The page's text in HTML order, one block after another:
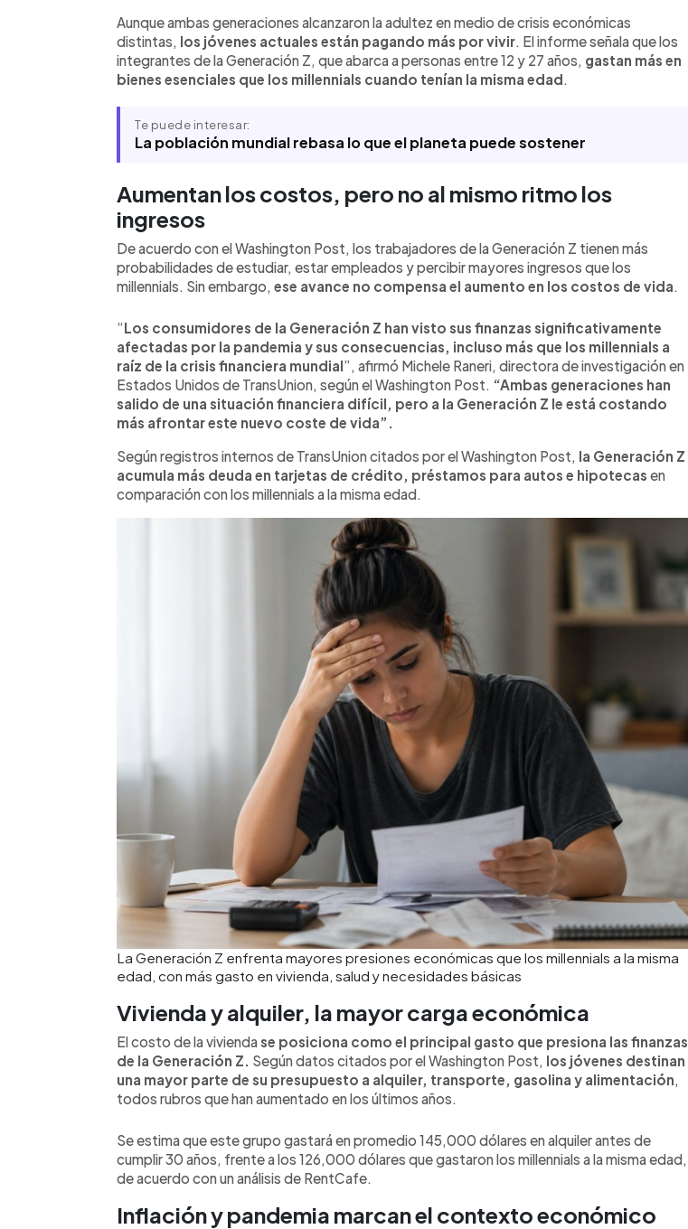
presenta mayores niveles de morosidad. El alto costo del alquiler y las
tasas de interés elevadas agravan el panorama. Además, jóvenes reportan
dificultades para pagar deudas y acceder a empleo estable, en un
contexto marcado por inflación y efectos económicos posteriores a la
Aunque ambas generaciones alcanzaron la adultez en medio de crisis económicas
distintas, los jóvenes actuales están pagando más por vivir. El informe señala que los
integrantes de la Generación Z, que abarca a personas entre 12 y 27 años, gastan más en
bienes esenciales que los millennials cuando tenían la misma edad.
Te puede interesar:
La población mundial rebasa lo que el planeta puede sostener
Aumentan los costos, pero no al mismo ritmo los
ingresos
De acuerdo con el Washington Post, los trabajadores de la Generación Z tienen más
probabilidades de estudiar, estar empleados y percibir mayores ingresos que los
millennials. Sin embargo, ese avance no compensa el aumento en los costos de vida.
“Los consumidores de la Generación Z han visto sus finanzas significativamente
afectadas por la pandemia y sus consecuencias, incluso más que los millennials a
raíz de la crisis financiera mundial”, afirmó Michele Raneri, directora de investigación en
Estados Unidos de TransUnion, según el Washington Post. “Ambas generaciones han
salido de una situación financiera difícil, pero a la Generación Z le está costando
más afrontar este nuevo coste de vida”.
Según registros internos de TransUnion citados por el Washington Post, la Generación Z
acumula más deuda en tarjetas de crédito, préstamos para autos e hipotecas en
comparación con los millennials a la misma edad.
La Generación Z enfrenta mayores presiones económicas que los millennials a la misma
edad, con más gasto en vivienda, salud y necesidades básicas
Vivienda y alquiler, la mayor carga económica
El costo de la viviendase posiciona como el principal gasto que presiona las finanzas
de la Generación Z. Según datos citados por el Washington Post, los jóvenes destinan
una mayor parte de su presupuesto a alquiler, transporte, gasolina y alimentación,
todos rubros que han aumentado en los últimos años.
Se estima que este grupo gastará en promedio 145,000 dólares en alquiler antes de
cumplir 30 años, frente a los 126,000 dólares que gastaron los millennials a la misma edad,
de acuerdo con un análisis de RentCafe.
Inflación y pandemia marcan el contexto económico